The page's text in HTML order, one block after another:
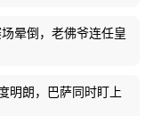
晕倒，老佛爷连任皇
明朗，巴萨同时盯上